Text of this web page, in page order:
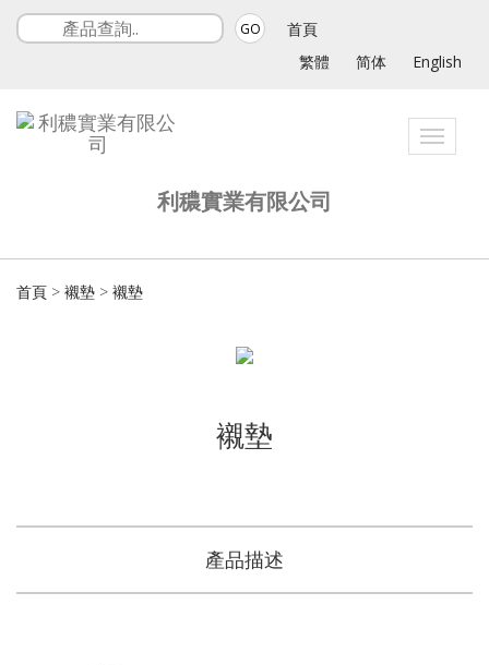
GO
首頁
繁體
简体 English
Toggle
利穠實業有限公司
首頁 > 襯墊 > 襯墊
襯墊
產品描述